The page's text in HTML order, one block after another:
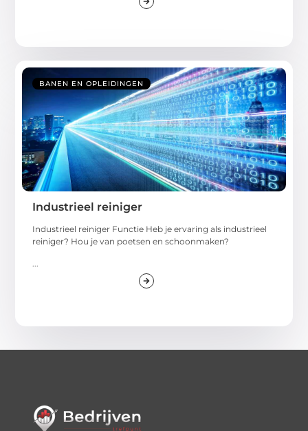
BANEN EN OPLEIDINGEN
Industrieel reiniger
Industrieel reiniger Functie Heb je ervaring als industrieel
reiniger? Hou je van poetsen en schoonmaken?